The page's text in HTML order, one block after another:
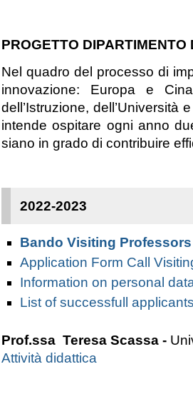
PROGETTO
Nel quadro del processo di
innovazione: Europa e
dell’Istruzione, dell’Università
intende ospitare ogni anno
siano in grado di contribuire
2022-2023
Bando Visiting Professors
Application Form Call
Information on personal
List of successfull
Prof.ssa Teresa Scassa -
Attività didattica